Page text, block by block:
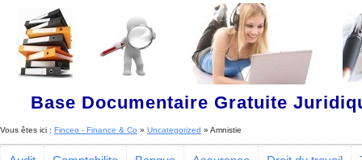
Base Documentaire Gratuite
Vous êtes ici : Finceo - Finance & Co » Uncategorized » Amnistie